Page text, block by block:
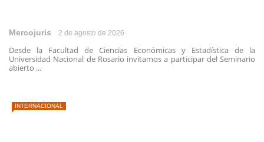
Mercojuris 2 de agosto de 2026
Desde la Facultad de Ciencias Económicas y Estadística de la
Universidad Nacional de Rosario invitamos a participar del Seminario
abierto ...
INTERNACIONAL